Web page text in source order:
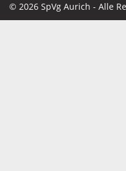
© 2026 SpVg Aurich - Alle